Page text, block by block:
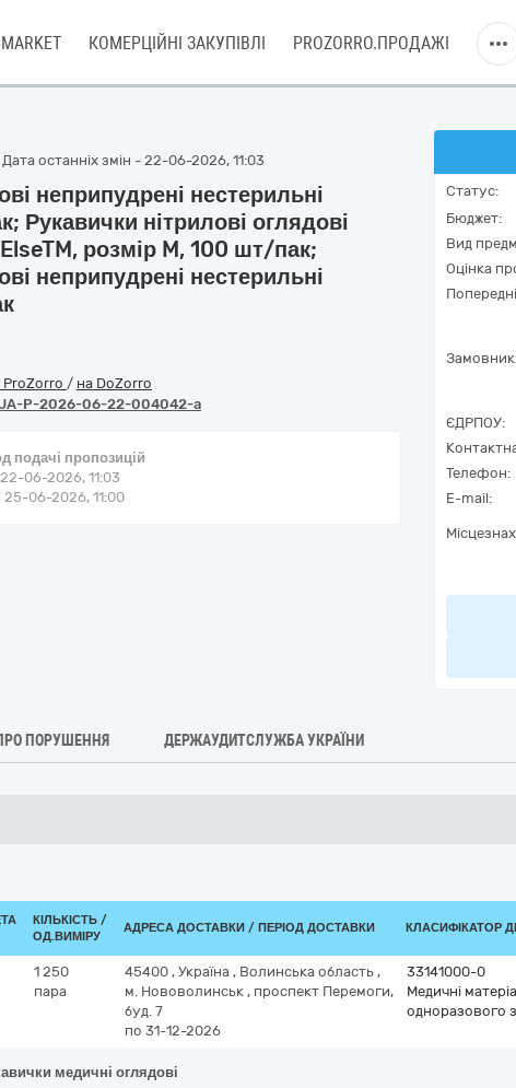
КОМЕРЦІЙНІ ЗАКУПІВЛІ PROZORRO.ПРОДАЖІ
останніх змін - 22-06-2026, 11:03
неприпудрені нестерильні
Рукавички нітрилові оглядові
розмір M, 100 шт/пак;
неприпудрені нестерильні
ProZorro / на DoZorro
P-2026-06-22-004042-a
подачі пропозицій
06-2026, 11:03
25-06-2026, 11:00
Статус:
Бюджет:
Вид
Оцінка
ЄДРПОУ:
Телефон:
E-mail:
ПОРУШЕННЯ ДЕРЖАУДИТСЛУЖБА УКРАЇНИ
КІЛЬКІСТЬ /
ОД.ВИМІРУ
АДРЕСА ДОСТАВКИ / ПЕРІОД ДОСТАВКИ КЛАСИФІКАТОР
1 250
пара
45400 , Україна , Волинська область ,
м. Нововолинськ , проспект Перемоги,
буд. 7
по 31-12-2026
33141000-0
Медичні
одноразового
медичні оглядові